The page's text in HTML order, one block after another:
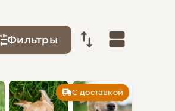
Фильтры
С доставкой